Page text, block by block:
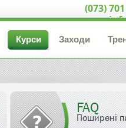
(073)
Курси Заходи
FAQ
Поширені